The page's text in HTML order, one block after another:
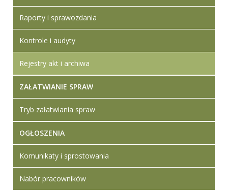
Raporty i sprawozdania
Kontrole i audyty
Rejestry akt i archiwa
ZAŁATWIANIE SPRAW
Tryb załatwiania spraw
OGŁOSZENIA
Komunikaty i sprostowania
Nabór pracowników